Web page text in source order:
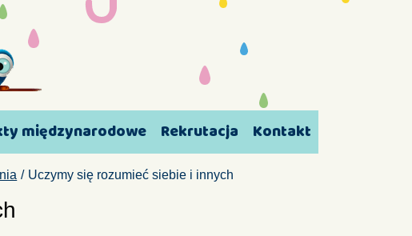
międzynarodowe Rekrutacja Kontakt
Uczymy się rozumieć siebie i innych